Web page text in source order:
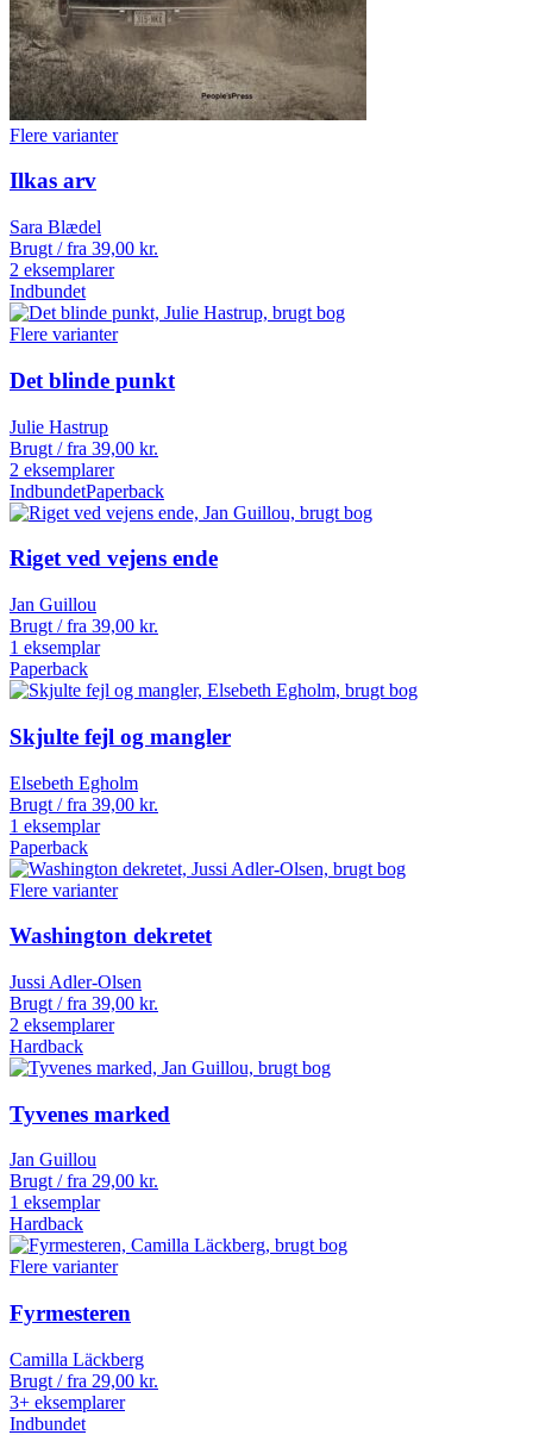
Flere varianter
Ilkas arv
Sara Blædel
Brugt / fra 39,00 kr.
2 eksemplarer
Indbundet
Flere varianter
Det blinde punkt
Julie Hastrup
Brugt / fra 39,00 kr.
2 eksemplarer
IndbundetPaperback
Riget ved vejens ende
Jan Guillou
Brugt / fra 39,00 kr.
1 eksemplar
Paperback
Skjulte fejl og mangler
Elsebeth Egholm
Brugt / fra 39,00 kr.
1 eksemplar
Paperback
Flere varianter
Washington dekretet
Jussi Adler-Olsen
Brugt / fra 39,00 kr.
2 eksemplarer
Hardback
Tyvenes marked
Jan Guillou
Brugt / fra 29,00 kr.
1 eksemplar
Hardback
Flere varianter
Fyrmesteren
Camilla Läckberg
Brugt / fra 29,00 kr.
3+ eksemplarer
Indbundet